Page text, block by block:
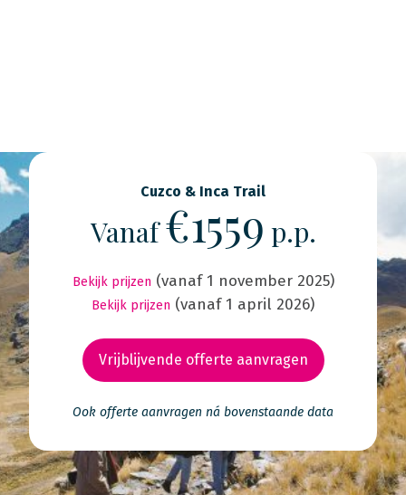
Cuzco & Inca Trail
Vanaf€1559 p.p.
Bekijk prijzen (vanaf 1 november 2025)
Bekijk prijzen (vanaf 1 april 2026)
Vrijblijvende offerte aanvragen
Ook offerte aanvragen ná bovenstaande data